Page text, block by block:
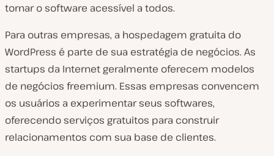
tornar o software acessível a todos.
Para outras empresas, a hospedagem gratuita do
WordPress é parte de sua estratégia de negócios. As
startups da Internet geralmente oferecem modelos
de negócios freemium. Essas empresas convencem
os usuários a experimentar seus softwares,
oferecendo serviços gratuitos para construir
relacionamentos com sua base de clientes.